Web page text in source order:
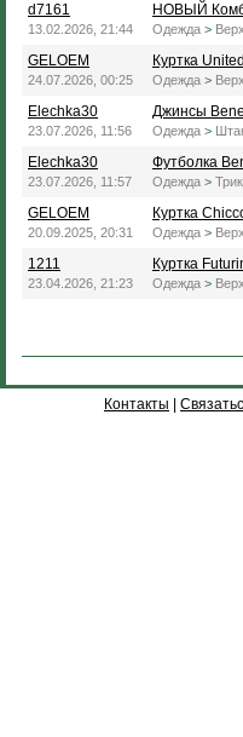
d7161
13.02.2026, 21:44
НОВЫЙ
Одежда >
GELOEM
24.07.2026, 00:25
Куртка
Одежда >
Elechka30
23.07.2026, 11:56
Джинсы
Одежда >
Elechka30
23.07.2026, 11:57
Футболка
Одежда >
GELOEM
20.09.2025, 20:31
Куртка
Одежда >
1211
23.04.2026, 21:23
Куртка
Одежда >
Контакты